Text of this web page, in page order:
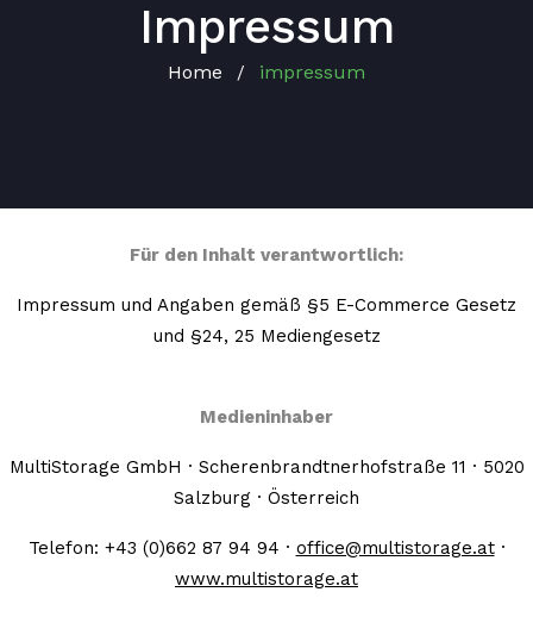
Impressum
Home / impressum
Für den Inhalt verantwortlich:
Impressum und Angaben gemäß §5 E-Commerce Gesetz
und §24, 25 Mediengesetz
Medieninhaber
MultiStorage GmbH · Scherenbrandtnerhofstraße 11 · 5020
Salzburg · Österreich
Telefon: +43 (0)662 87 94 94 · office@multistorage.at·
www.multistorage.at